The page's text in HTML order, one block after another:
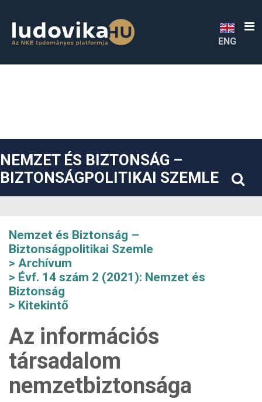
##plugins.themes.bootstrap3.accessible_menu.sidebar##
ENG
NEMZET ÉS BIZTONSÁG –
BIZTONSÁGPOLITIKAI SZEMLE
Nemzet és Biztonság –
Biztonságpolitikai Szemle
Archívum
Évf. 14 szám 2 (2021): Nemzet és
Biztonság
Kitekintő
Az információs
társadalom
nemzetbiztonsága